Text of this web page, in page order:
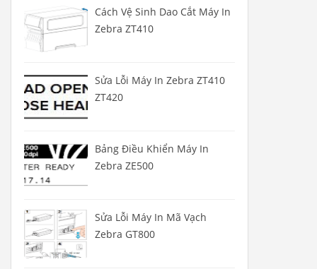
Cách Vệ Sinh Dao Cắt Máy In
Zebra ZT410
Sửa Lỗi Máy In Zebra ZT410
ZT420
Bảng Điều Khiển Máy In
Zebra ZE500
Sửa Lỗi Máy In Mã Vạch
Zebra GT800